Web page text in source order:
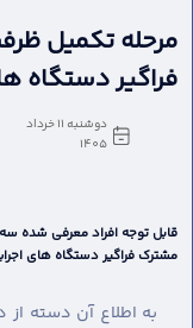
مرحله تکمیل
فراگیر دستگاه
دوشنبه 11 خرداد
1405
قابل توجه افراد معرفی شده
مشترک فراگیر دستگاه های
به اطلاع آن دسته از